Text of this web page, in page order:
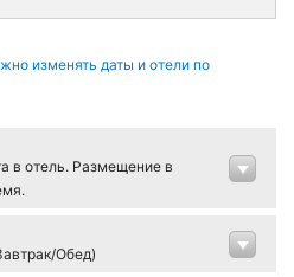
изменять даты и отели по
в отель. Размещение в
Обед)